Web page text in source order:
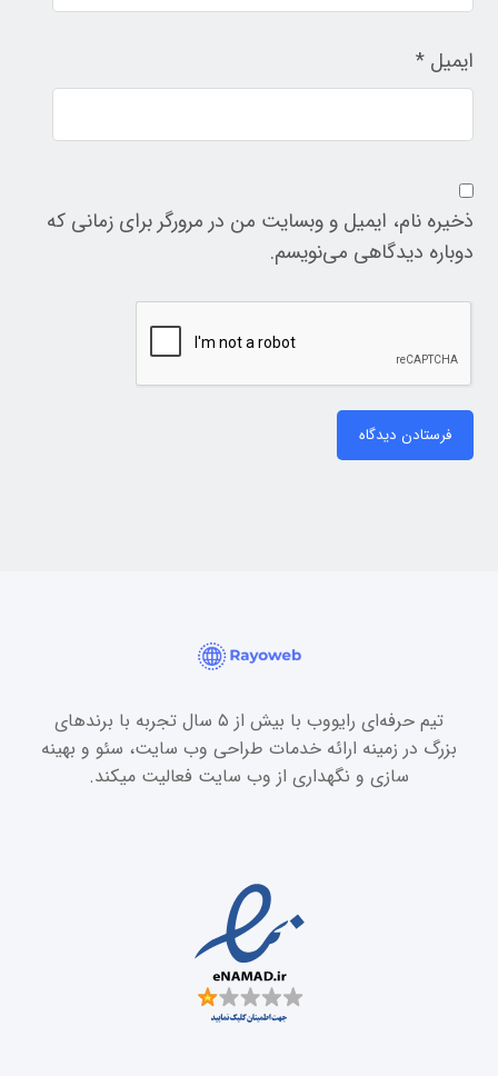
ایمیل*
ذخیره نام، ایمیل و وبسایت من در مرورگر برای زمانی که
دوباره دیدگاهی می‌نویسم.
فرستادن دیدگاه
تیم حرفه‌ای رایووب با بیش از ۵ سال تجربه با برندهای
بزرگ در زمینه ارائه خدمات طراحی وب سایت، سئو و بهینه
سازی و نگهداری از وب سایت فعالیت میکند.